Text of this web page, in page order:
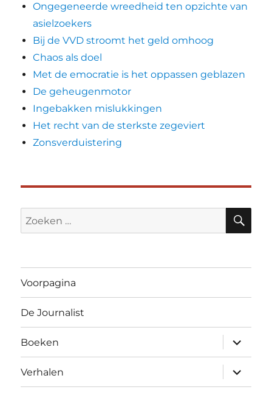
Ongegeneerde wreedheid ten opzichte van
asielzoekers
Bij de VVD stroomt het geld omhoog
Chaos als doel
Met de emocratie is het oppassen geblazen
De geheugenmotor
Ingebakken mislukkingen
Het recht van de sterkste zegeviert
Zonsverduistering
Zoeken
naar:
Voorpagina
De Journalist
Boeken
Verhalen